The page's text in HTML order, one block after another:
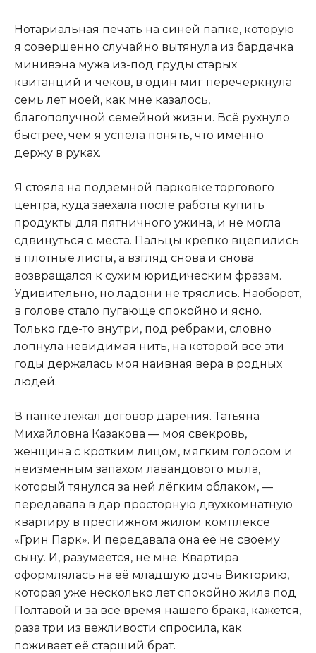
Нотариальная печать на синей папке, которую
я совершенно случайно вытянула из бардачка
минивэна мужа из-под груды старых
квитанций и чеков, в один миг перечеркнула
семь лет моей, как мне казалось,
благополучной семейной жизни. Всё рухнуло
быстрее, чем я успела понять, что именно
держу в руках.
Я стояла на подземной парковке торгового
центра, куда заехала после работы купить
продукты для пятничного ужина, и не могла
сдвинуться с места. Пальцы крепко вцепились
в плотные листы, а взгляд снова и снова
возвращался к сухим юридическим фразам.
Удивительно, но ладони не тряслись. Наоборот,
в голове стало пугающе спокойно и ясно.
Только где-то внутри, под рёбрами, словно
лопнула невидимая нить, на которой все эти
годы держалась моя наивная вера в родных
людей.
В папке лежал договор дарения. Татьяна
Михайловна Казакова — моя свекровь,
женщина с кротким лицом, мягким голосом и
неизменным запахом лавандового мыла,
который тянулся за ней лёгким облаком, —
передавала в дар просторную двухкомнатную
квартиру в престижном жилом комплексе
«Грин Парк». И передавала она её не своему
сыну. И, разумеется, не мне. Квартира
оформлялась на её младшую дочь Викторию,
которая уже несколько лет спокойно жила под
Полтавой и за всё время нашего брака, кажется,
раза три из вежливости спросила, как
поживает её старший брат.